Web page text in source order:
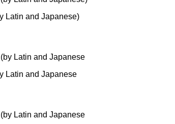
Latin and Japanese)
Latin and Japanese